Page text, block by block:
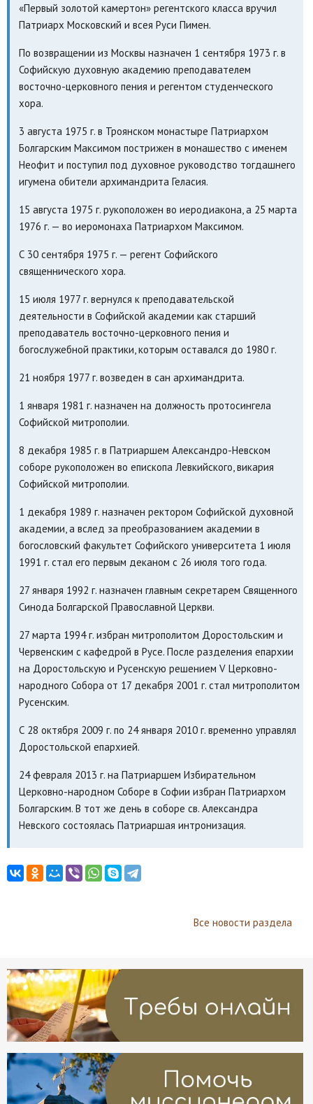
«Первый золотой камертон» регентского класса вручил
Патриарх Московский и всея Руси Пимен.
По возвращении из Москвы назначен 1 сентября 1973 г. в
Софийскую духовную академию преподавателем
восточно-церковного пения и регентом студенческого
хора.
3 августа 1975 г. в Троянском монастыре Патриархом
Болгарским Максимом пострижен в монашество с именем
Неофит и поступил под духовное руководство тогдашнего
игумена обители архимандрита Геласия.
15 августа 1975 г. рукоположен во иеродиакона, а 25 марта
1976 г. — во иеромонаха Патриархом Максимом.
С 30 сентября 1975 г. — регент Софийского
священнического хора.
15 июля 1977 г. вернулся к преподавательской
деятельности в Софийской академии как старший
преподаватель восточно-церковного пения и
богослужебной практики, которым оставался до 1980 г.
21 ноября 1977 г. возведен в сан архимандрита.
1 января 1981 г. назначен на должность протосингела
Софийской митрополии.
8 декабря 1985 г. в Патриаршем Александро-Невском
соборе рукоположен во епископа Левкийского, викария
Софийской митрополии.
1 декабря 1989 г. назначен ректором Софийской духовной
академии, а вслед за преобразованием академии в
богословский факультет Софийского университета 1 июля
1991 г. стал его первым деканом с 26 июля того года.
27 января 1992 г. назначен главным секретарем Священного
Синода Болгарской Православной Церкви.
27 марта 1994 г. избран митрополитом Доростольским и
Червенским с кафедрой в Русе. После разделения епархии
на Доростольскую и Русенскую решением V Церковно-
народного Собора от 17 декабря 2001 г. стал митрополитом
Русенским.
С 28 октября 2009 г. по 24 января 2010 г. временно управлял
Доростольской епархией.
24 февраля 2013 г. на Патриаршем Избирательном
Церковно-народном Соборе в Софии избран Патриархом
Болгарским. В тот же день в соборе св. Александра
Невского состоялась Патриаршая интронизация.
Все новости раздела